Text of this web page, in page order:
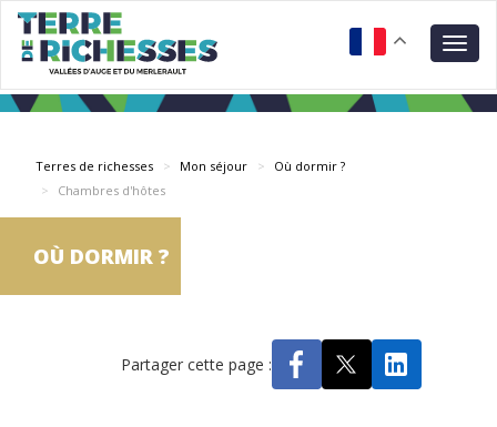
Aller
contenu
principal
Terres de richesses Mon séjour
Où dormir ?
Chambres d'hôtes
OÙ DORMIR ?
Partager cette page :
Panneau de gestion des cookies